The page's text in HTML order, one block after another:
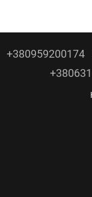
+380959200174